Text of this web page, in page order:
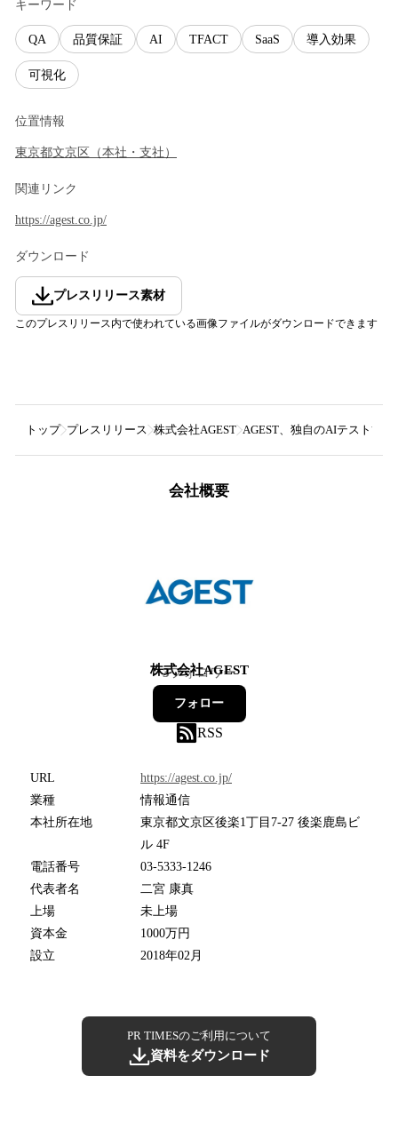
キーワード
QA 品質保証 AI TFACT SaaS 導入効果
可視化
位置情報
東京都文京区 （本社・支社 ）
関連リンク
https://agest.co.jp/
ダウンロード
プレスリリース素材
このプレスリリース内で使われている画像ファイルがダウンロードできます
トップ プレスリリース 株式会社AGEST AGEST、独自のAIテスト管
会社概要
株式会社AGEST
3フォロワー
フォロー
RSS
URL
https://agest.co.jp/
業種
情報通信
本社所在地
東京都文京区後楽1丁目7-27 後楽鹿島ビ
ル 4F
電話番号
03-5333-1246
代表者名
二宮 康真
上場
未上場
資本金
1000万円
設立
2018年02月
PR TIMESのご利用について
資料をダウンロード